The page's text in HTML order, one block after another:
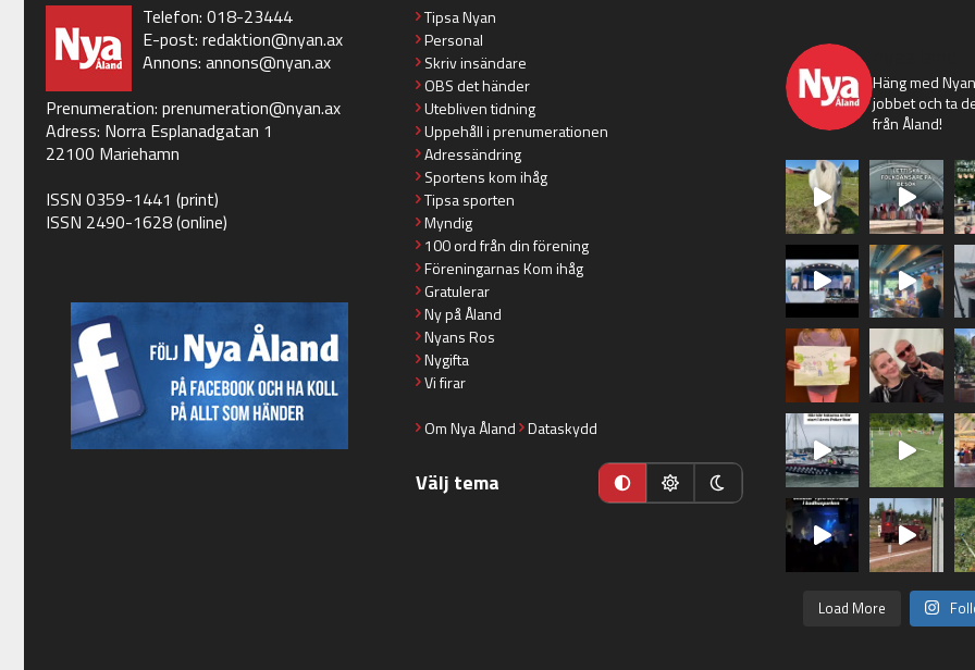
Telefon: 018-23444
E-post: redaktion@nyan.ax
Annons: annons@nyan.ax
Prenumeration: prenumeration@nyan.ax
Adress: Norra Esplanadgatan 1
22100 Mariehamn
ISSN 0359-1441 (print)
ISSN 2490-1628 (online)
Tipsa Nyan
Personal
Skriv insändare
OBS det händer
Utebliven tidning
Uppehåll i prenumerationen
Adressändring
Sportens kom ihåg
Tipsa sporten
Myndig
100 ord från din förening
Föreningarnas Kom ihåg
Gratulerar
Ny på Åland
Nyans Ros
Nygifta
Vi firar
Om Nya Åland Dataskydd
Välj tema
Häng med
jobbet och ta
från Åland!
Load More